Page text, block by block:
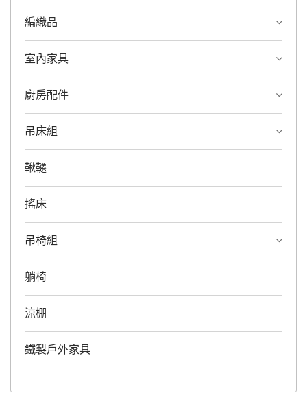
編織品
室內家具
廚房配件
吊床組
鞦韆
搖床
吊椅組
躺椅
涼棚
鐵製戶外家具